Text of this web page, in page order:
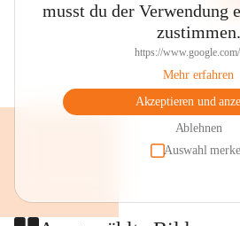
musst du der Verwendung
zustimmen.
https://
Mehr erfahren
Akzeptieren und
Ablehnen
Auswahl